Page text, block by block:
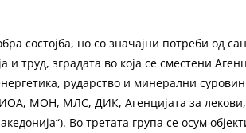
состојба, но со значајни потреби од
и труд, зградата во која се сместени
рударство и минерални
МОН, МЛС, ДИК, Агенцијата за лекови,
Во третата група се осум